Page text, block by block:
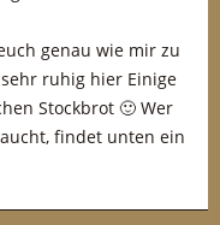
genau wie mir zu
ruhig hier Einige
Stockbrot 🙂 Wer
findet unten ein